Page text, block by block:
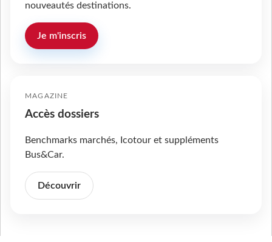
nouveautés destinations.
Je m'inscris
MAGAZINE
Accès dossiers
Benchmarks marchés, Icotour et suppléments
Bus&Car.
Découvrir